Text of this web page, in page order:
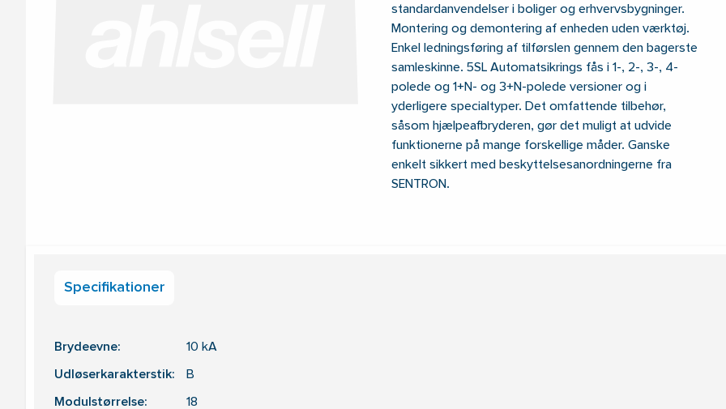
standardanvendelser i boliger og erhvervsbygninger.
Montering og demontering af enheden uden værktøj.
Enkel ledningsføring af tilførslen gennem den bagerste
samleskinne. 5SL Automatsikrings fås i 1-, 2-, 3-, 4-
polede og 1+N- og 3+N-polede versioner og i
yderligere specialtyper. Det omfattende tilbehør,
såsom hjælpeafbryderen, gør det muligt at udvide
funktionerne på mange forskellige måder. Ganske
enkelt sikkert med beskyttelsesanordningerne fra
SENTRON.
Specifikationer
Brydeevne: 10 kA
Udløserkarakterstik: B
Modulstørrelse: 18